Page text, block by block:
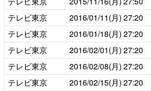
テレビ東京 2016/01/11(月) 27:20
テレビ東京 2016/01/18(月) 27:20
テレビ東京 2016/02/01(月) 27:20
テレビ東京 2016/02/08(月) 27:20
テレビ東京 2016/02/15(月) 27:20